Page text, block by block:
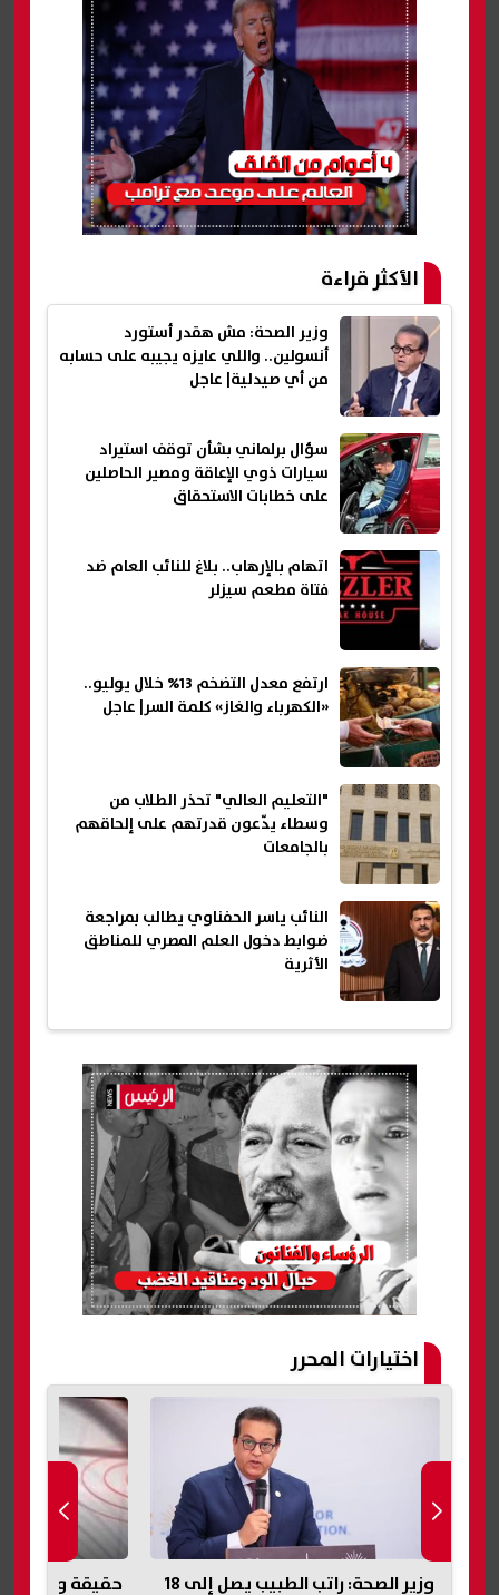
الأكثر قراءة
وزير الصحة: مش هقدر أستورد
أنسولين.. واللي عايزه يجيبه على حسابه
من أي صيدلية| عاجل
سؤال برلماني بشأن توقف استيراد
سيارات ذوي الإعاقة ومصير الحاصلين
على خطابات الاستحقاق
اتهام بالإرهاب.. بلاغ للنائب العام ضد
فتاة مطعم سيزلر
ارتفع معدل التضخم 13% خلال يوليو..
«الكهرباء والغاز» كلمة السر| عاجل
"التعليم العالي" تحذر الطلاب من
وسطاء يدّعون قدرتهم على إلحاقهم
بالجامعات
النائب ياسر الحفناوي يطالب بمراجعة
ضوابط دخول العلم المصري للمناطق
الأثرية
اختيارات المحرر
حقيقة وقوع زلزال في مصر اليوم..
«التبرعات